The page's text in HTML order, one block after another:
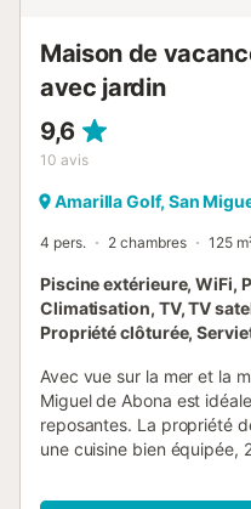
Maison de
avec jardin
9,6
10 avis
Amarilla Golf, San
4 pers. 2 chambres 125
Piscine extérieure, WiFi,
Climatisation, TV, TV
Propriété clôturée,
Avec vue sur la mer et la
Miguel de Abona est
reposantes. La propriété
une cuisine bien équipée,
du Wi-Fi haut débit